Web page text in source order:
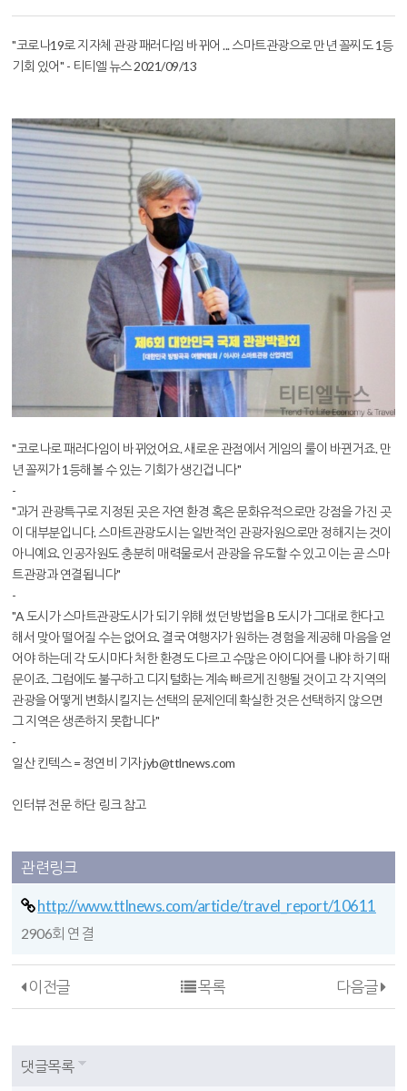
본문
"코로나19로 지자체 관광 패러다임 바뀌어 ... 스마트관광으로 만년 꼴찌도 1등
기회 있어" - 티티엘 뉴스 2021/09/13
"코로나로 패러다임이 바뀌었어요. 새로운 관점에서 게임의 룰이 바뀐거죠. 만
년 꼴찌가 1등해볼 수 있는 기회가 생긴겁니다"
-
"과거 관광특구로 지정된 곳은 자연 환경 혹은 문화유적으로만 강점을 가진 곳
이 대부분입니다. 스마트관광도시는 일반적인 관광자원으로만 정해지는 것이
아니예요. 인공자원도 충분히 매력물로서 관광을 유도할 수 있고 이는 곧 스마
트관광과 연결됩니다"
-
"A 도시가 스마트관광도시가 되기 위해 썼던 방법을 B 도시가 그대로 한다고
해서 맞아 떨어질 수는 없어요. 결국 여행자가 원하는 경험을 제공해 마음을 얻
어야 하는데 각 도시마다 처한 환경도 다르고 수많은 아이디어를 내야 하기 때
문이죠.그럼에도 불구하고 디지털화는 계속 빠르게 진행될 것이고 각 지역의
관광을 어떻게 변화시킬지는 선택의 문제인데 확실한 것은 선택하지 않으면
그 지역은 생존하지 못합니다"
-
일산 킨텍스 = 정연비 기자 jyb@ttlnews.com
인터뷰 전문 하단 링크 참고
관련링크
http://www.ttlnews.com/article/travel_report/10611
2906회 연결
이전글 다음글
목록
댓글목록